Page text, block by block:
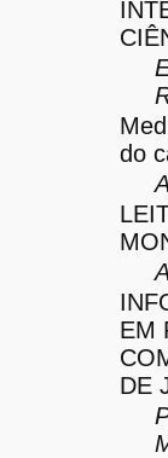
do
EM
DE